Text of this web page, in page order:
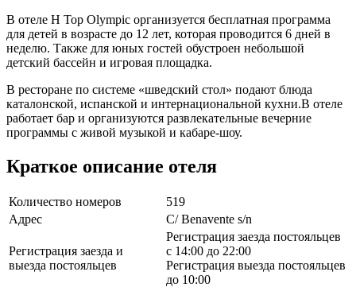
В отеле H Top Olympic организуется бесплатная программа
для детей в возрасте до 12 лет, которая проводится 6 дней в
неделю. Также для юных гостей обустроен небольшой
детский бассейн и игровая площадка.
В ресторане по системе «шведский стол» подают блюда
каталонской, испанской и интернациональной кухни.В отеле
работает бар и организуются развлекательные вечерние
программы с живой музыкой и кабаре-шоу.
Краткое описание отеля
Количество номеров
519
Адрес
C/ Benavente s/n
Регистрация заезда и
выезда постояльцев
Регистрация заезда постояльцев
с 14:00 до 22:00
Регистрация выезда постояльцев
до 10:00